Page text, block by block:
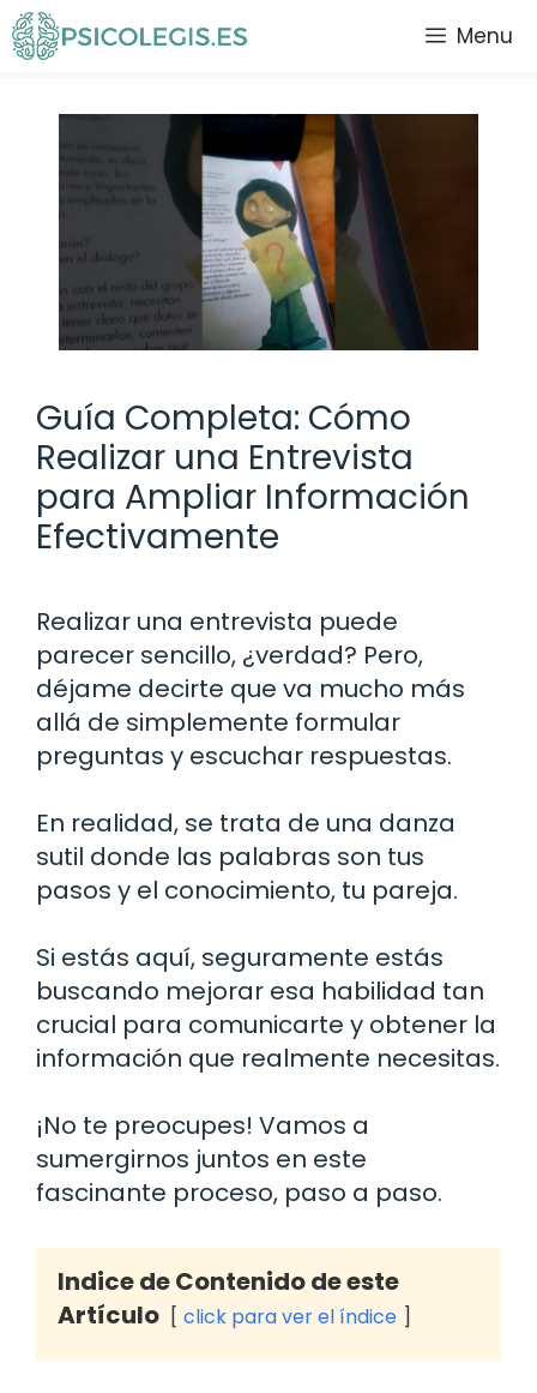
Saltar
al
Menu
Guía Completa: Cómo
Realizar una Entrevista
para Ampliar Información
Efectivamente
Realizar una entrevista puede
parecer sencillo, ¿verdad? Pero,
déjame decirte que va mucho más
allá de simplemente formular
preguntas y escuchar respuestas.
En realidad, se trata de una danza
sutil donde las palabras son tus
pasos y el conocimiento, tu pareja.
Si estás aquí, seguramente estás
buscando mejorar esa habilidad tan
crucial para comunicarte y obtener la
información que realmente necesitas.
¡No te preocupes! Vamos a
sumergirnos juntos en este
fascinante proceso, paso a paso.
Indice de Contenido de este
Artículo
click para ver el índice